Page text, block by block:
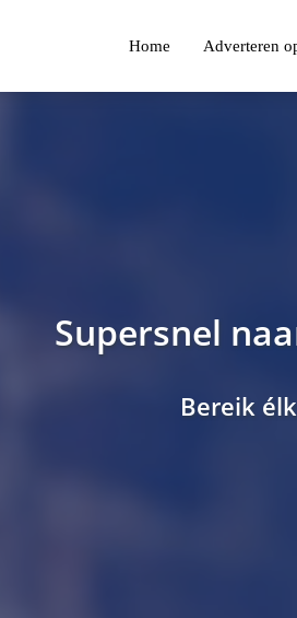
Home Adverteren
Supersnel
Bereik